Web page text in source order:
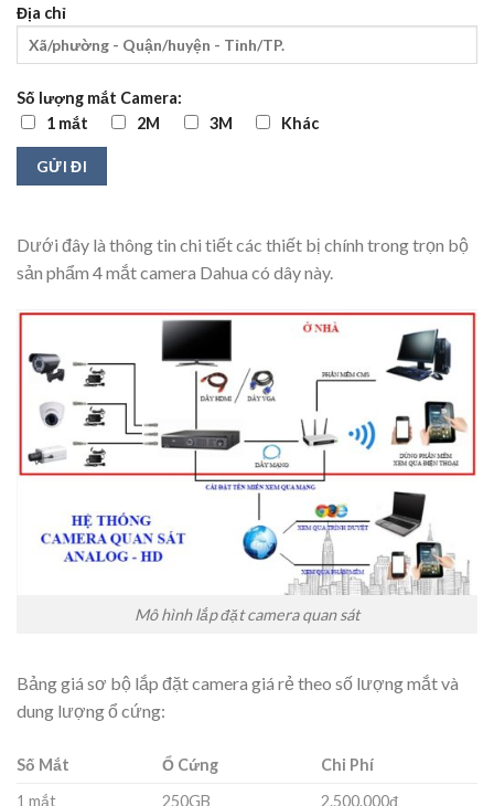
Địa chỉ
Số lượng mắt Camera:
1 mắt
2M 3M Khác
Dưới đây là thông tin chi tiết các thiết bị chính trong trọn bộ
sản phẩm 4 mắt camera Dahua có dây này.
Mô hình lắp đặt camera quan sát
Bảng giá sơ bộ lắp đặt camera giá rẻ theo số lượng mắt và
dung lượng ổ cứng:
Số Mắt Ổ Cứng
Chi Phí
1 mắt
250GB 2.500.000đ